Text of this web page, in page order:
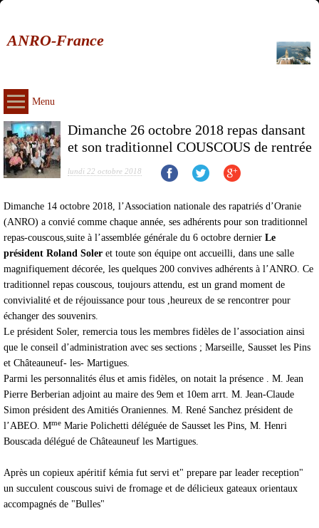
ANRO-France
Menu
Dimanche 26 octobre 2018 repas dansant
et son traditionnel COUSCOUS de rentrée
lundi 22 octobre 2018
Dimanche 14 octobre 2018, l’Association nationale des rapatriés d’Oranie
(ANRO) a convié comme chaque année, ses adhérents pour son traditionnel
repas-couscous,suite à l’assemblée générale du 6 octobre dernier Le
président Roland Soler et toute son équipe ont accueilli, dans une salle
magnifiquement décorée, les quelques 200 convives adhérents à l’ANRO. Ce
traditionnel repas couscous, toujours attendu, est un grand moment de
convivialité et de réjouissance pour tous ,heureux de se rencontrer pour
échanger des souvenirs.
Le président Soler, remercia tous les membres fidèles de l’association ainsi
que le conseil d’administration avec ses sections ; Marseille, Sausset les Pins
et Châteauneuf- les- Martigues.
Parmi les personnalités élus et amis fidèles, on notait la présence . M. Jean
Pierre Berberian adjoint au maire des 9em et 10em arrt. M. Jean-Claude
Simon président des Amitiés Oraniennes. M. René Sanchez président de
l’ABEO. Mme Marie Polichetti déléguée de Sausset les Pins, M. Henri
Bouscada délégué de Châteauneuf les Martigues.
Après un copieux apéritif kémia fut servi et" prepare par leader reception"
un succulent couscous suivi de fromage et de délicieux gateaux orientaux
accompagnés de "Bulles"